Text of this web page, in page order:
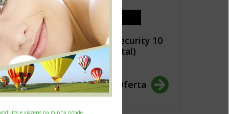
Bitdefender Small Office Security 10
Dispositivos | 3 Anos (Digital)
244.25€ Ver Oferta
e viagens na minha cidade.